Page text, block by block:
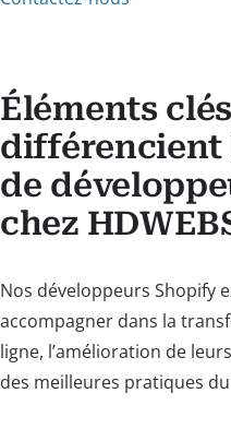
Éléments
différencient
de
chez
Nos développeurs Shopify
accompagner dans la
ligne, l’amélioration de
des meilleures pratiques